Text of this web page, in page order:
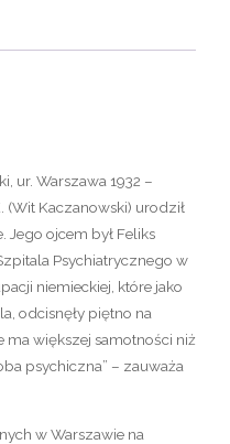
ur. Warszawa 1932 –
(Wit Kaczanowski) urodził
Jego ojcem był Feliks
Psychiatrycznego w
niemieckiej, które jako
odcisnęły piętno na
ma większej samotności niż
psychiczna” – zauważa
w Warszawie na